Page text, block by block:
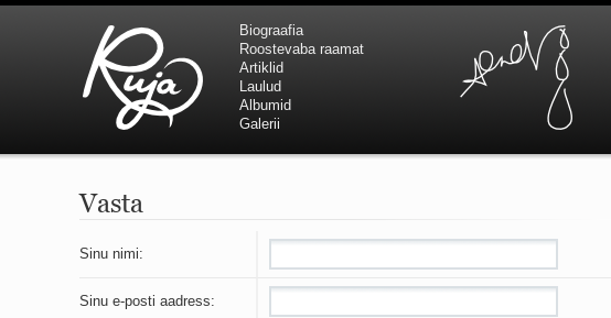
Biograafia
Roostevaba raamat
Artiklid
Laulud
Albumid
Galerii
Vasta
Sinu nimi:
Sinu e-posti aadress: